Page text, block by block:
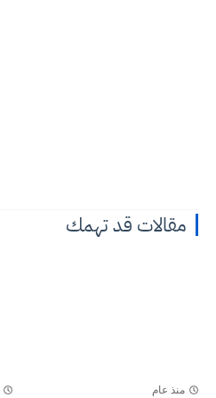
مقالات قد تهمك
منذ عام